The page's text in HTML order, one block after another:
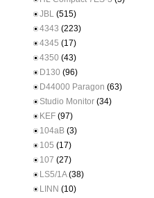
JBL (515)
4343 (223)
4345 (17)
4350 (43)
D130 (96)
D44000 Paragon (63)
Studio Monitor (34)
KEF (97)
104aB (3)
105 (17)
107 (27)
LS5/1A(38)
LINN (10)